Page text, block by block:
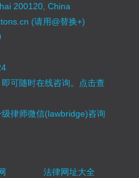
200120, China
(请用@替换+)
可随时在线咨询。 点击查
律师微信(lawbridge)咨询
法律网址大全